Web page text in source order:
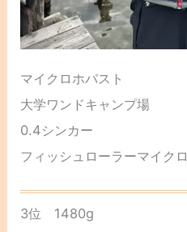
マイクロホバスト
大学ワンドキャンプ場
0.4シンカー
フィッシュローラーマイクロ
3位 1480g